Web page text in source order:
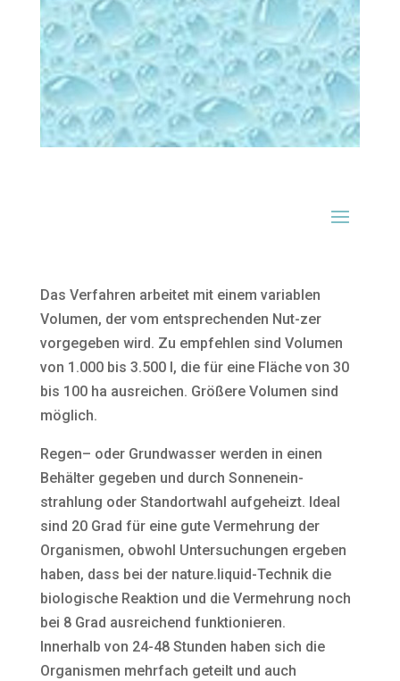
Das Verfahren arbeitet mit einem variablen
Volumen, der vom entsprechenden Nut-zer
vorgegeben wird. Zu empfehlen sind Volumen
von 1.000 bis 3.500 l, die für eine Fläche von 30
bis 100 ha ausreichen. Größere Volumen sind
möglich.
Regen– oder Grundwasser werden in einen
Behälter gegeben und durch Sonnenein-
strahlung oder Standortwahl aufgeheizt. Ideal
sind 20 Grad für eine gute Vermehrung der
Organismen, obwohl Untersuchungen ergeben
haben, dass bei der nature.liquid-Technik die
biologische Reaktion und die Vermehrung noch
bei 8 Grad ausreichend funktionieren.
Innerhalb von 24-48 Stunden haben sich die
Organismen mehrfach geteilt und auch